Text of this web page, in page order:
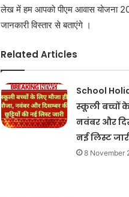
लेख में हम आपको पीएम आवास योजना
जानकारी विस्तार से बताएंगे ।
Related Articles
School
स्कूली बच्चों
नवंबर और
नई लिस्ट
8 November